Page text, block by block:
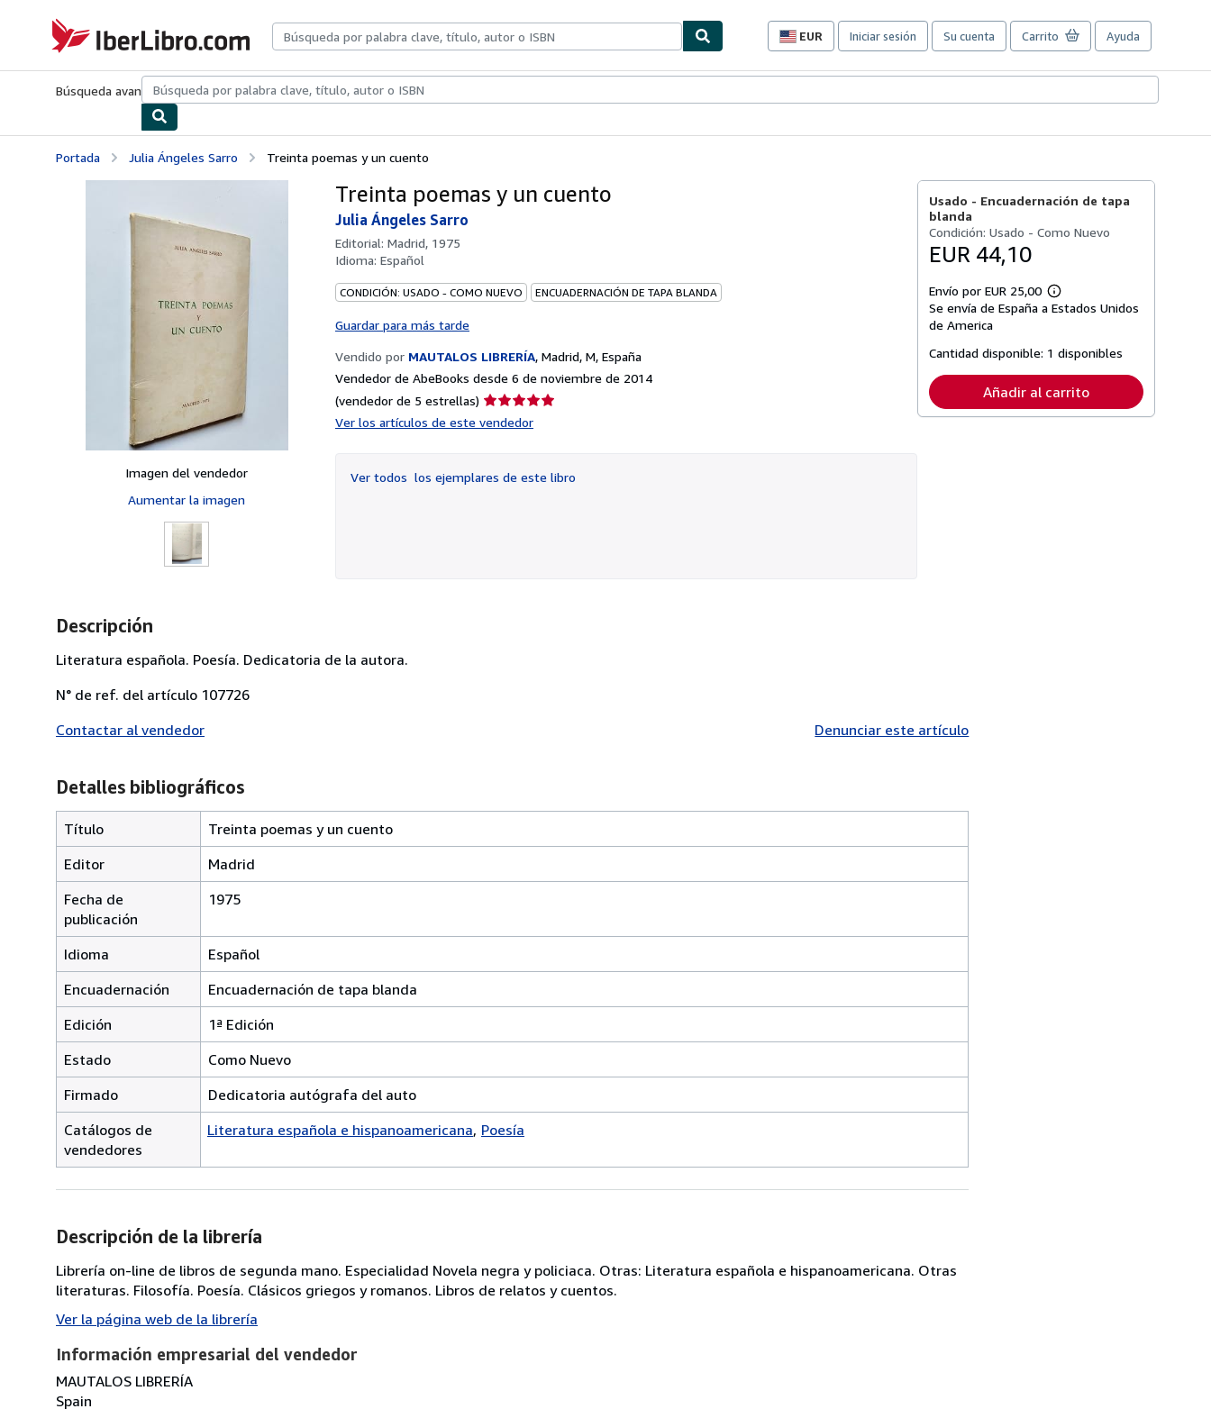
IberLibro.com
EUR
Preferencias
compra
sitio.
Iniciar sesión Su cuenta Carrito Ayuda
Búsqueda avanzadaColecciones Libros antiguosArte y coleccionismo
Portada Julia Ángeles Sarro Treinta poemas y un cuento
Imagen del vendedor
Aumentar la imagen
Treinta poemas y un cuento
Julia Ángeles Sarro
Editorial: Madrid, 1975
Idioma: Español
CONDICIÓN: USADO - COMO NUEVO ENCUADERNACIÓN DE TAPA BLANDA
Guardar para más tarde
Vendido por MAUTALOS LIBRERÍA, Madrid, M, España
Vendedor de AbeBooks desde 6 de noviembre de 2014
(vendedor de 5 estrellas) Calificación
Ver los artículos de este vendedor
Ver todos los ejemplares de este libro
Usado - Encuadernación de tapa
blanda
Condición: Usado - Como Nuevo
EUR 44,10
Envío por EUR 25,00
Más
información
tarifas
envío
Se envía de España a Estados Unidos
de America
Cantidad disponible: 1 disponibles
Añadir al carrito
Descripción
Literatura española. Poesía. Dedicatoria de la autora.
N° de ref. del artículo 107726
Contactar al vendedor
Denunciar este artículo
Detalles bibliográficos
Título
Treinta poemas y un cuento
Editor
Madrid
Fecha de
publicación
1975
Idioma
Español
Encuadernación
Encuadernación de tapa blanda
Edición
1ª Edición
Estado
Como Nuevo
Firmado
Dedicatoria autógrafa del auto
Catálogos de
vendedores
Literatura española e hispanoamericana Poesía
Descripción de la librería
Librería on-line de libros de segunda mano. Especialidad Novela negra y policiaca. Otras: Literatura española e hispanoamericana. Otras
literaturas. Filosofía. Poesía. Clásicos griegos y romanos. Libros de relatos y cuentos.
Ver la página web de la librería
Información empresarial del vendedor
MAUTALOS LIBRERÍA
Spain